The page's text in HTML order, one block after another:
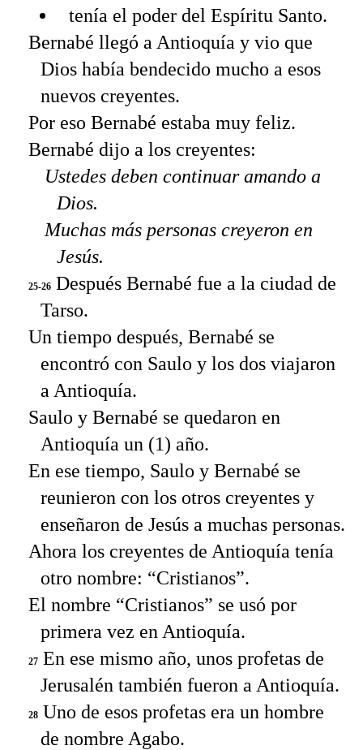
tenía el poder del Espíritu Santo.
Bernabé llegó a Antioquía y vio que
Dios había bendecido mucho a esos
nuevos creyentes.
Por eso Bernabé estaba muy feliz.
Bernabé dijo a los creyentes:
Ustedes deben continuar amando a
Dios.
Muchas más personas creyeron en
Jesús.
25-26 Después Bernabé fue a la ciudad de
Tarso.
Un tiempo después, Bernabé se
encontró con Saulo y los dos viajaron
a Antioquía.
Saulo y Bernabé se quedaron en
Antioquía un (1) año.
En ese tiempo, Saulo y Bernabé se
reunieron con los otros creyentes y
enseñaron de Jesús a muchas personas.
Ahora los creyentes de Antioquía tenía
otro nombre: “Cristianos”.
El nombre “Cristianos” se usó por
primera vez en Antioquía.
27 En ese mismo año, unos profetas de
Jerusalén también fueron a Antioquía.
28 Uno de esos profetas era un hombre
de nombre Agabo.